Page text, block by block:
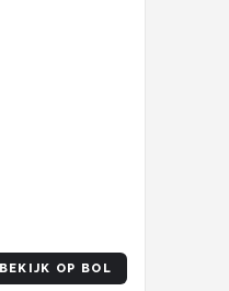
BEKIJK OP BOL